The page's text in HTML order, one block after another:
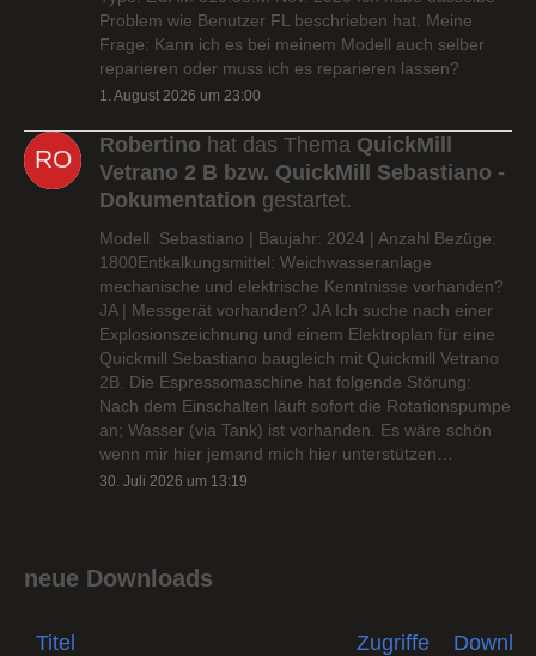
Problem wie Benutzer FL beschrieben hat. Meine
Frage: Kann ich es bei meinem Modell auch selber
reparieren oder muss ich es reparieren lassen?
1. August 2026 um 23:00
Robertino hat das Thema QuickMill
Vetrano 2 B bzw. QuickMill Sebastiano -
Dokumentation gestartet.
Modell: Sebastiano | Baujahr: 2024 | Anzahl Bezüge:
1800Entkalkungsmittel: Weichwasseranlage
mechanische und elektrische Kenntnisse vorhanden?
JA | Messgerät vorhanden? JA Ich suche nach einer
Explosionszeichnung und einem Elektroplan für eine
Quickmill Sebastiano baugleich mit Quickmill Vetrano
2B. Die Espressomaschine hat folgende Störung:
Nach dem Einschalten läuft sofort die Rotationspumpe
an; Wasser (via Tank) ist vorhanden. Es wäre schön
wenn mir hier jemand mich hier unterstützen…
30. Juli 2026 um 13:19
neue Downloads
Titel Zugriffe